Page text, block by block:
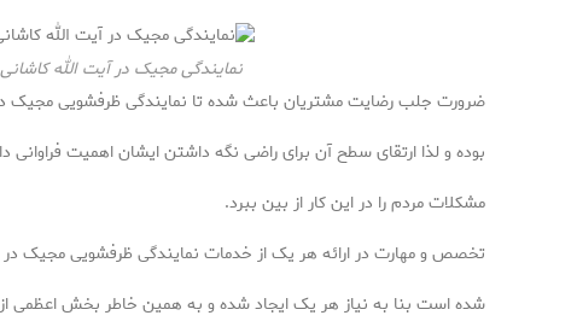
نمایندگی مجیک در آیت الله کاشانی
ضرورت جلب رضایت مشتریان باعث شده تا نمایندگی ظرفشویی مجیک
بوده و لذا ارتقای سطح آن برای راضی نگه داشتن ایشان اهمیت فراوانی
مشکلات مردم را در این کار از بین ببرد.
تخصص و مهارت در ارائه هر یک از خدمات نمایندگی ظرفشویی مجیک در
شده است بنا به نیاز هر یک ایجاد شده و به همین خاطر بخش اعظمی